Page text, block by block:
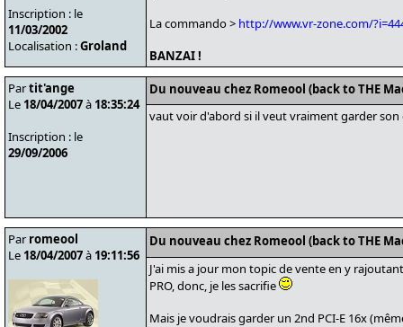
Inscription : le
11/03/2002
Localisation :Groland
La commando > http://www.vr-zone.com/
BANZAI !
Partit'ange
Le 18/04/2007à 18:35:24
Inscription : le
29/09/2006
Du nouveau chez Romeool (back to THE
vaut voir d'abord si il veut vraiment garder son
Par romeool
Le 18/04/2007à 19:11:56
Du nouveau chez Romeool (back to THE
J'ai mis a jour mon topic de vente en y
PRO, donc, je les sacrifie
Mais je voudrais garder un 2nd PCI-E 16x